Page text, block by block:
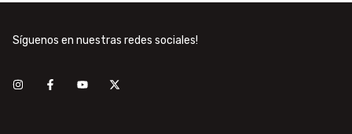
Síguenos en nuestras redes sociales!